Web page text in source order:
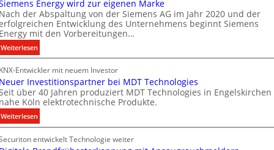
e
c
h
n
i
k
t
e
n
Energy wird zur eigenen Marke
der Abspaltung von der Siemens AG im Jahr 2020 und der
Entwicklung des Unternehmens beginnt Siemens
mit den Vorbereitungen…
Weiterlesen:
S
i
e
m
e
n
s
E
Entwickler mit neuem Investor
Investitionspartner bei MDT Technologies
über 40 Jahren produziert MDT Technologies in Engelskirchen
Köln elektrotechnische Produkte.
Weiterlesen:
N
e
entwickelt Technologie weiter